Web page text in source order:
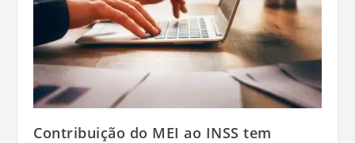
Contribuição do MEI ao INSS tem